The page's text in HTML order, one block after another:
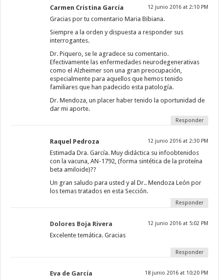
Carmen Cristina García 12 junio 2016 at 2:10 PM
Gracias por tu comentario Maria Bibiana.
Siempre a la orden y dispuesta a responder sus
interrogantes.
Dr. Piquero, se le agradece su comentario.
Efectivamente las enfermedades neurodegenerativas
como el Alzheimer son una gran preocupación,
especialmente para aquellos que hemos tenido
familiares que han padecido esta patología.
Dr. Mendoza, un placer haber tenido la oportunidad de
dar mi aporte.
Responder
Raquel Pedroza 12 junio 2016 at 2:30 PM
Estimada Dra. García. Muy didáctica su infoobtenidos
con la vacuna, AN-1792, (forma sintética de la proteína
beta amiloide)??
Un gran saludo para usted y al Dr.. Mendoza León por
los temas tratados en esta Sección.
Responder
Dolores Boja Rivera 12 junio 2016 at 5:02 PM
Excelente temática. Gracias
Responder
Eva de García 18 junio 2016 at 10:20 PM